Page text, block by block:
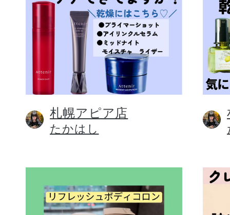
札幌アピア店
たかはし